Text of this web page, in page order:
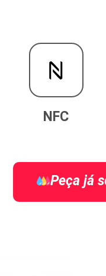
NFC
Peça já